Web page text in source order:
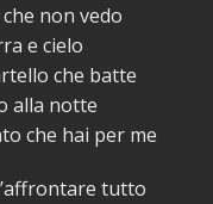
non vedo
e cielo
che batte
alla notte
che hai per me
tutto